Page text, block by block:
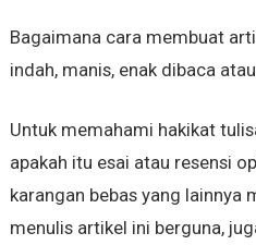
Bagaimana cara membuat
indah, manis, enak dibaca
Untuk memahami hakikat
apakah itu esai atau resensi
karangan bebas yang lainnya
menulis artikel ini berguna,